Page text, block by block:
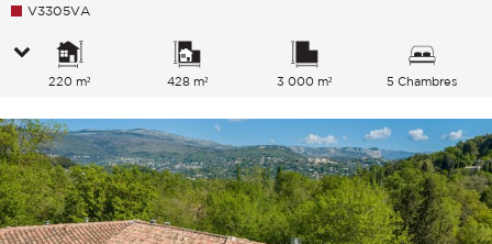
V3305VA
220 m² 428 m² 3 000 m² 5 Chambres